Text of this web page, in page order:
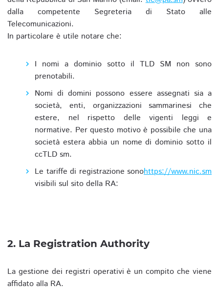
dalla competente Segreteria di Stato alle
Telecomunicazioni.
In particolare è utile notare che:
I nomi a dominio sotto il TLD SM non sono
prenotabili.
Nomi di domini possono essere assegnati sia a
società, enti, organizzazioni sammarinesi che
estere, nel rispetto delle vigenti leggi e
normative. Per questo motivo è possibile che una
società estera abbia un nome di dominio sotto il
ccTLD sm.
Le tariffe di registrazione sono
visibili sul sito della RA:
https://www.nic.sm
2. La Registration Authority
La gestione dei registri operativi è un compito che viene
affidato alla RA.